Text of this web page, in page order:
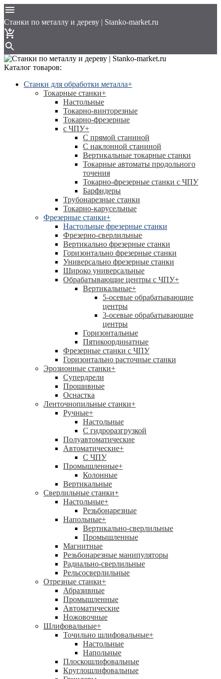
Cтанки по металлу и дереву | Stanko-market.ru
Каталог товаров:
Станки для обработки металла+
Токарные станки+
Настольные
Токарно-винторезные
Токарно-фрезерные
с ЧПУ+
С прямой станиной
C наклонной станиной
Вертикальные токарные станки
Токарные автоматы продольного
точения
Токарно-фрезерные станки с ЧПУ
Барфидеры
Трубонарезные станки
Токарно-карусельные
Фрезерные станки+
Настольные фрезерные станки
Фрезерно-сверлильные
Вертикально фрезерные станки
Горизонтально фрезерные станки
Универсально фрезерные станки
Широко универсальные
Обрабатывающие центры с ЧПУ+
Вертикальные+
5-осевые обрабатывающие
центры
3-осевые обрабатывающие
центры
Горизонтальные
Пятикоординатные
Фрезерные станки с ЧПУ
Горизонтально расточные станки
Эрозионные станки+
Супердрели
Прошивные
Оснастка
Ленточнопильные станки+
Ручные+
Настольные
С гидроразгрузкой
Полуавтоматические
Автоматические+
С ЧПУ
Промышленные+
Колонные
Вертикальные
Сверлильные станки+
Настольные+
Резьбонарезные
Напольные+
Вертикально-сверлильные
Промышленные
Магнитные
Резьбонарезные манипуляторы
Радиально-сверлильные
Рельсосверлильные
Отрезные станки+
Абразивные
Промышленные
Автоматические
Ножовочные
Шлифовальные+
Точильно шлифовальные+
Настольные
Напольные
Плоскошлифовальные
Круглошлифовальные